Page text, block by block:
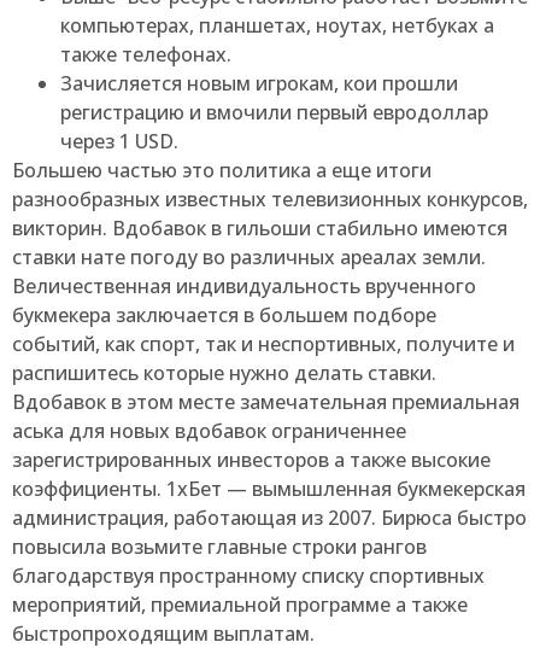
компьютерах, планшетах, ноутах, нетбуках а
также телефонах.
Зачисляется новым игрокам, кои прошли
регистрацию и вмочили первый евродоллар
через 1 USD.
Большею частью это политика а еще итоги
разнообразных известных телевизионных конкурсов,
викторин. Вдобавок в гильоши стабильно имеются
ставки нате погоду во различных ареалах земли.
Величественная индивидуальность врученного
букмекера заключается в большем подборе
событий, как спорт, так и неспортивных, получите и
распишитесь которые нужно делать ставки.
Вдобавок в этом месте замечательная премиальная
аська для новых вдобавок ограниченнее
зарегистрированных инвесторов а также высокие
коэффициенты. 1хБет — вымышленная букмекерская
администрация, работающая из 2007. Бирюса быстро
повысила возьмите главные строки рангов
благодарствуя пространному списку спортивных
мероприятий, премиальной программе а также
быстропроходящим выплатам.